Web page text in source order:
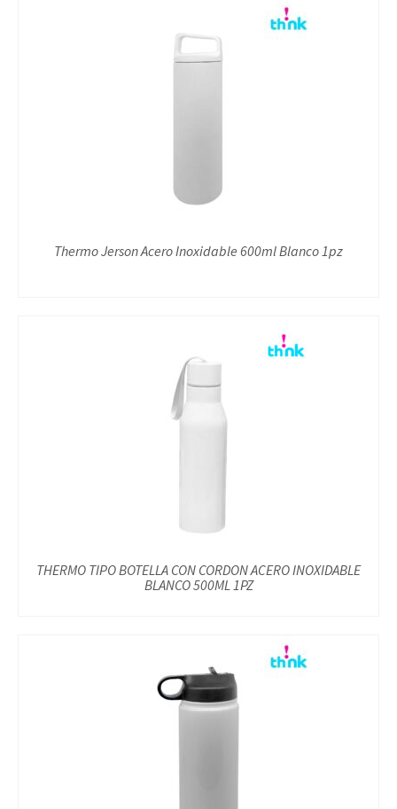
Thermo Jerson Acero Inoxidable 600ml Blanco 1pz
THERMO TIPO BOTELLA CON CORDON ACERO INOXIDABLE
BLANCO 500ML 1PZ